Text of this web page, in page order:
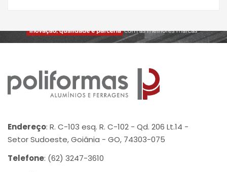
Endereço: R. C-103 esq. R. C-102 - Qd. 206 Lt.14 -
Setor Sudoeste, Goiânia - GO, 74303-075
Telefone: (62) 3247-3610